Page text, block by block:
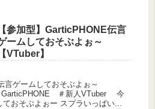
【参加型】GarticPHONE伝言
ームしておそぶよぉ～
【VTuber】
言ゲームしておそぶよぉ～
日はみんなと伝言ゲームしておそぶよぉー スプラいっぱい...